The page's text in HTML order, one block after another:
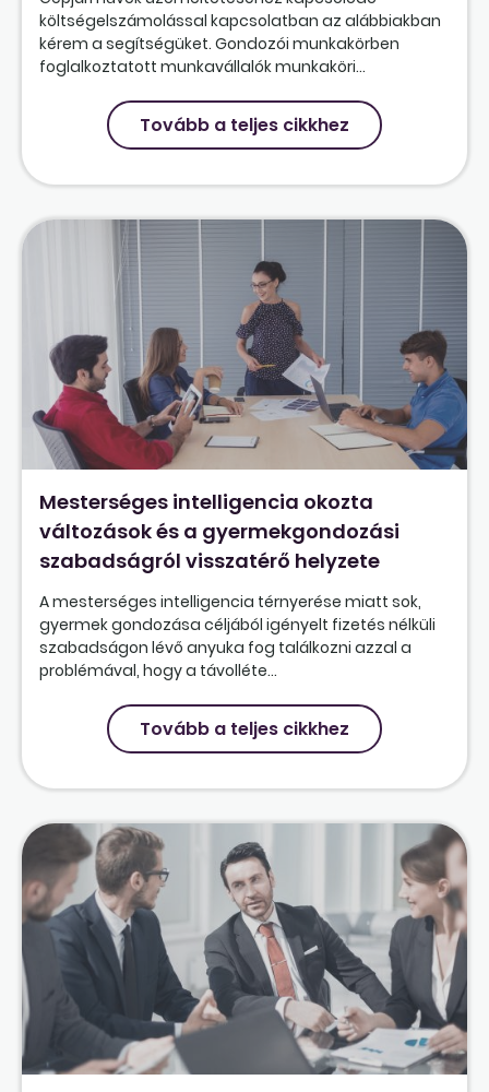
költségelszámolással kapcsolatban az alábbiakban
kérem a segítségüket. Gondozói munkakörben
foglalkoztatott munkavállalók munkaköri...
Tovább a teljes cikkhez
Mesterséges intelligencia okozta
változások és a gyermekgondozási
szabadságról visszatérő helyzete
A mesterséges intelligencia térnyerése miatt sok,
gyermek gondozása céljából igényelt fizetés nélküli
szabadságon lévő anyuka fog találkozni azzal a
problémával, hogy a távolléte...
Tovább a teljes cikkhez